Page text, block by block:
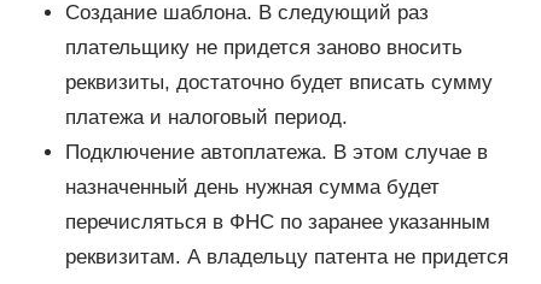
Создание шаблона. В следующий раз
плательщику не придется заново вносить
реквизиты, достаточно будет вписать сумму
платежа и налоговый период.
Подключение автоплатежа. В этом случае в
назначенный день нужная сумма будет
перечисляться в ФНС по заранее указанным
реквизитам. А владельцу патента не придется